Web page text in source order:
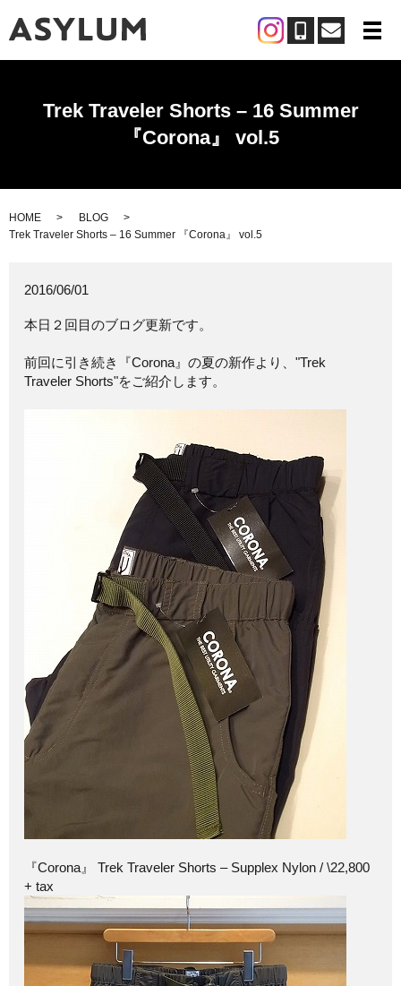
メ
Trek Traveler Shorts – 16 Summer
『Corona』 vol.5
HOME
BLOG
Trek Traveler Shorts – 16 Summer 『Corona』 vol.5
2016/06/01
本日２回目のブログ更新です。
前回に引き続き『Corona』の夏の新作より、"Trek
Traveler Shorts"をご紹介します。
『Corona』 Trek Traveler Shorts – Supplex Nylon / \22,800
+ tax